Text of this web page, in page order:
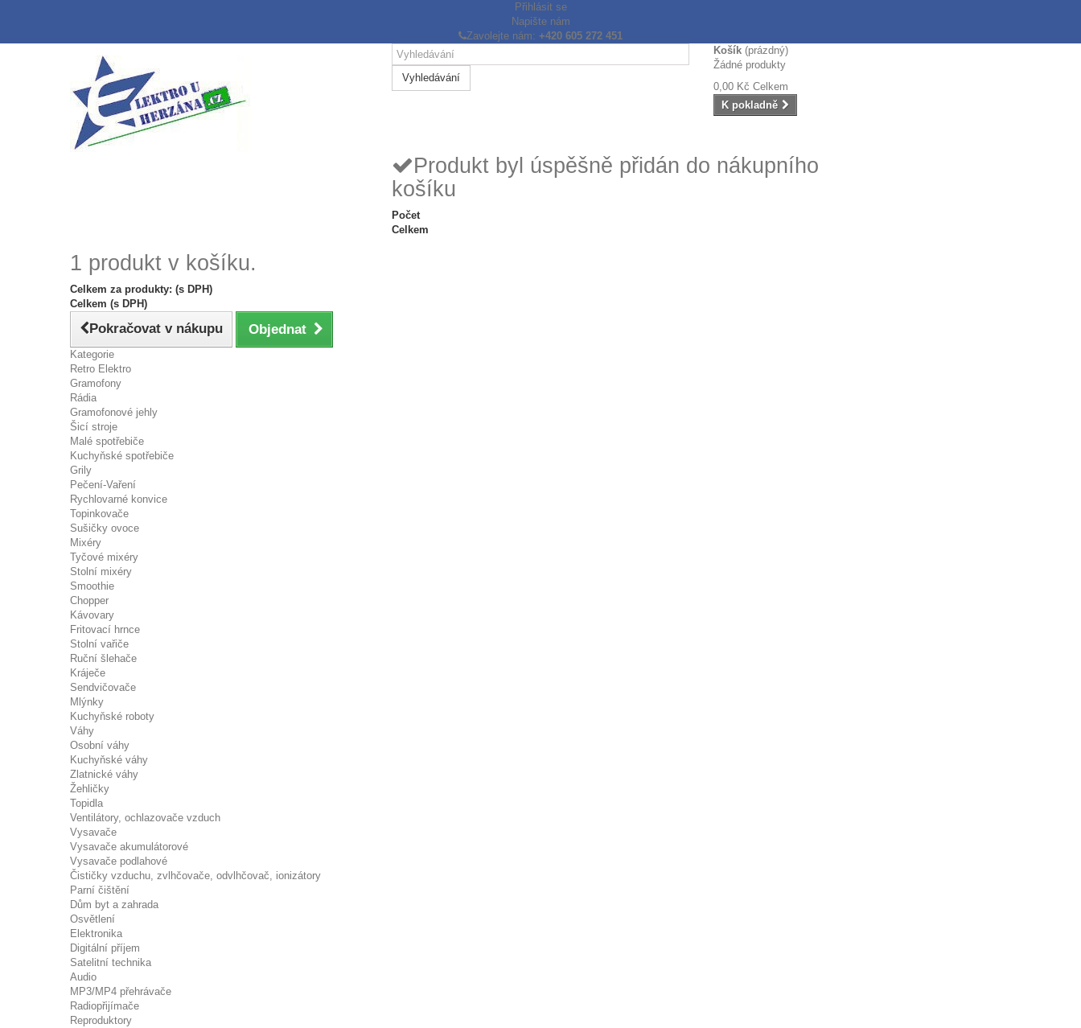
Přihlásit se
Napište nám
Zavolejte nám: +420 605 272 451
Vyhledávání
Košík (prázdný)
Žádné produkty
0,00 Kč Celkem
K pokladně
Produkt byl úspěšně přidán do nákupního
košíku
Počet
Celkem
1 produkt v košíku.
Celkem za produkty: (s DPH)
Celkem (s DPH)
Pokračovat v nákupu Objednat
Kategorie
Retro Elektro
Gramofony
Rádia
Gramofonové jehly
Šicí stroje
Malé spotřebiče
Kuchyňské spotřebiče
Grily
Pečení-Vaření
Rychlovarné konvice
Topinkovače
Sušičky ovoce
Mixéry
Tyčové mixéry
Stolní mixéry
Smoothie
Chopper
Kávovary
Fritovací hrnce
Stolní vařiče
Ruční šlehače
Kráječe
Sendvičovače
Mlýnky
Kuchyňské roboty
Váhy
Osobní váhy
Kuchyňské váhy
Zlatnické váhy
Žehličky
Topidla
Ventilátory, ochlazovače vzduch
Vysavače
Vysavače akumulátorové
Vysavače podlahové
Čističky vzduchu, zvlhčovače, odvlhčovač, ionizátory
Parní čištění
Dům byt a zahrada
Osvětlení
Elektronika
Digitální příjem
Satelitní technika
Audio
MP3/MP4 přehrávače
Radiopřijímače
Reproduktory